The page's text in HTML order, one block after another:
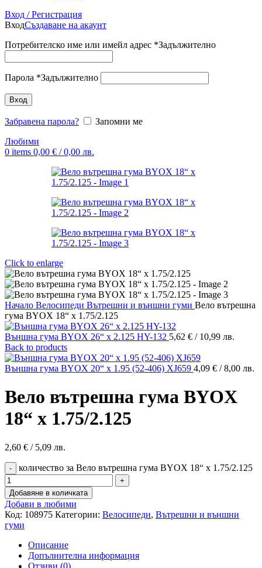
Вход / Регистрация
ВходСъздаване на акаунт
Потребителско име или имейл адрес *Задължително
Парола *Задължително
Вход
Забравена парола?
Запомни ме
Любими
0 items 0,00 € / 0,00 лв.
Click to enlarge
Начало Велосипеди Вътрешни и външни гуми Вело вътрешна
гума BYOX 18“ х 1.75/2.125
Външна гума BYOX 26“ x 2.125 HY-132 5,62 € / 10,99 лв.
Back to products
Външна гума BYOX 20“ x 1.95 (52-406) XJ659 4,09 € / 8,00 лв.
Вело вътрешна гума BYOX
18“ х 1.75/2.125
2,60 € / 5,09 лв.
количество за Вело вътрешна гума BYOX 18“ х 1.75/2.125
Добавяне в количката
Добави в любими
Код: 108975 Категории: Велосипеди, Вътрешни и външни
гуми
Описание
Допълнителна информация
Отзиви (0)